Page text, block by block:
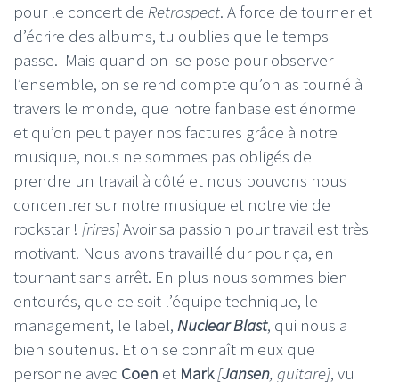
pour le concert de Retrospect. A force de tourner et
d’écrire des albums, tu oublies que le temps
passe. Mais quand on se pose pour observer
l’ensemble, on se rend compte qu’on as tourné à
travers le monde, que notre fanbase est énorme
et qu’on peut payer nos factures grâce à notre
musique, nous ne sommes pas obligés de
prendre un travail à côté et nous pouvons nous
concentrer sur notre musique et notre vie de
rockstar ! [rires]Avoir sa passion pour travail est très
motivant. Nous avons travaillé dur pour ça, en
tournant sans arrêt. En plus nous sommes bien
entourés, que ce soit l’équipe technique, le
management, le label, Nuclear Blast, qui nous a
bien soutenus. Et on se connaît mieux que
personne avec Coen et Mark[Jansen, guitare], vu